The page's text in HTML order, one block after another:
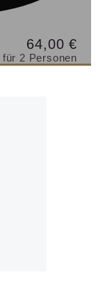
64,00 €
für 2 Personen